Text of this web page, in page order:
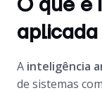
O que é
A inteligência
de sistemas